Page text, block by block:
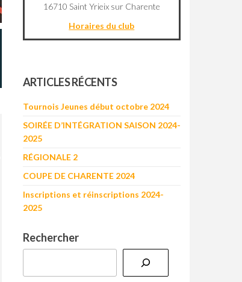
16710 Saint Yrieix sur Charente
Horaires du club
+
ARTICLES RÉCENTS
Tournois Jeunes début octobre 2024
SOIRÉE D’INTÉGRATION SAISON 2024-
2025
RÉGIONALE 2
COUPE DE CHARENTE 2024
Inscriptions et réinscriptions 2024-
2025
Rechercher